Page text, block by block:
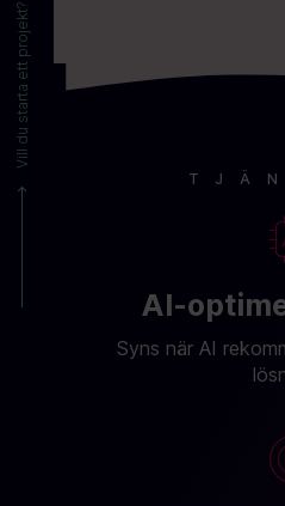
Vill du starta ett projekt?
AI-
Syns när AI